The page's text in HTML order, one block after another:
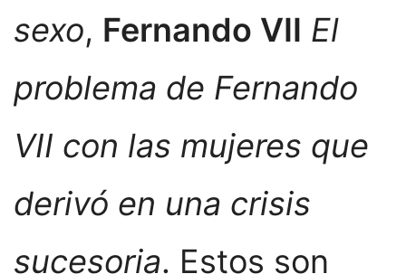
sexo, Fernando VII El
problema de Fernando
VII con las mujeres que
derivó en una crisis
sucesoria. Estos son